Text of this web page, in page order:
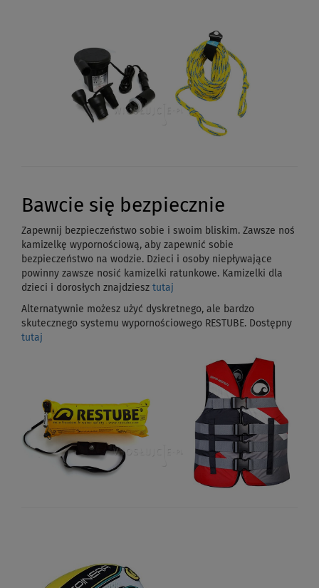
Bawcie się bezpiecznie
Zapewnij bezpieczeństwo sobie i swoim bliskim. Zawsze noś
kamizelkę wypornościową, aby zapewnić sobie
bezpieczeństwo na wodzie. Dzieci i osoby niepływające
powinny zawsze nosić kamizelki ratunkowe. Kamizelki dla
dzieci i dorosłych znajdziesz tutaj
Alternatywnie możesz użyć dyskretnego, ale bardzo
skutecznego systemu wypornościowego RESTUBE. Dostępny
tutaj